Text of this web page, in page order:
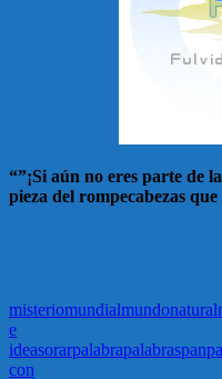
“”¡Si aún no eres parte de
pieza del rompecabezas
misteriomundialmundonatural
e
ideasorarpalabrapalabraspan
con